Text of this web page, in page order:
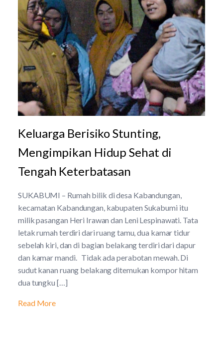
Keluarga Berisiko Stunting,
Mengimpikan Hidup Sehat di
Tengah Keterbatasan
SUKABUMI – Rumah bilik di desa Kabandungan,
kecamatan Kabandungan, kabupaten Sukabumi itu
milik pasangan Heri Irawan dan Leni Lespinawati. Tata
letak rumah terdiri dari ruang tamu, dua kamar tidur
sebelah kiri, dan di bagian belakang terdiri dari dapur
dan kamar mandi. Tidak ada perabotan mewah. Di
sudut kanan ruang belakang ditemukan kompor hitam
dua tungku […]
Read More